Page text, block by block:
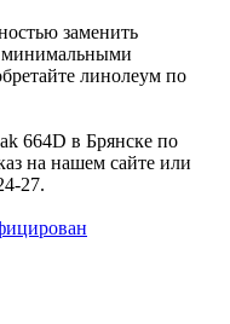
заменить
минимальными
линолеум по
664D в Брянске по
на нашем сайте или
27.